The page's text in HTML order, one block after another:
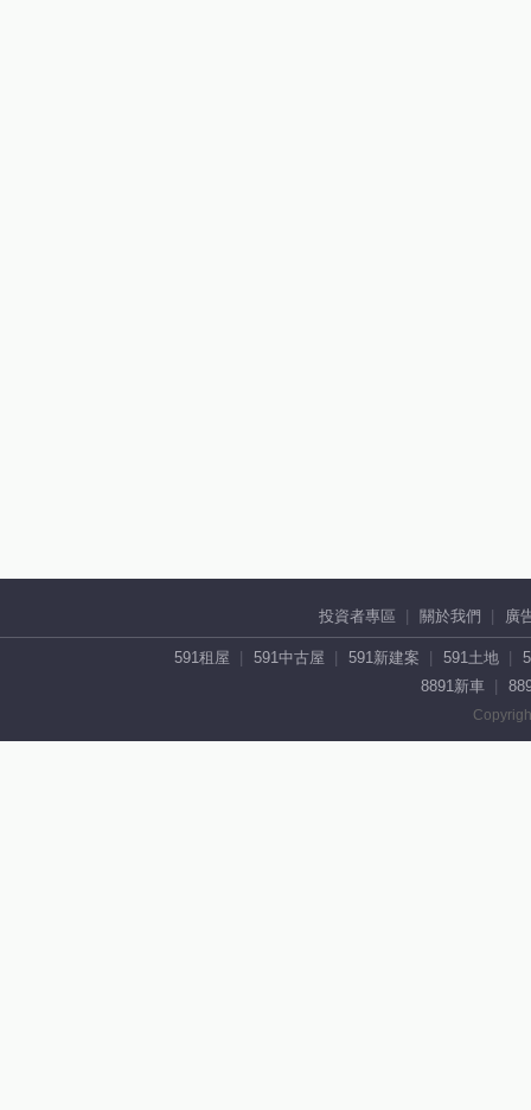
投資者專區 關於我們 廣
591租屋 591中古屋 591新建案 591土地
8891新車